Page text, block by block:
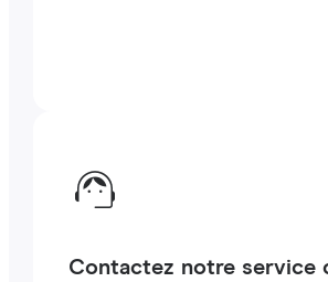
Contactez notre service